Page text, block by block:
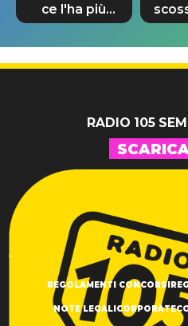
ce l'ha più
lungo nel
mondo?
RADIO 105
REGOLAMENTI CONCORSI
NOTE LEGALICORPORATE